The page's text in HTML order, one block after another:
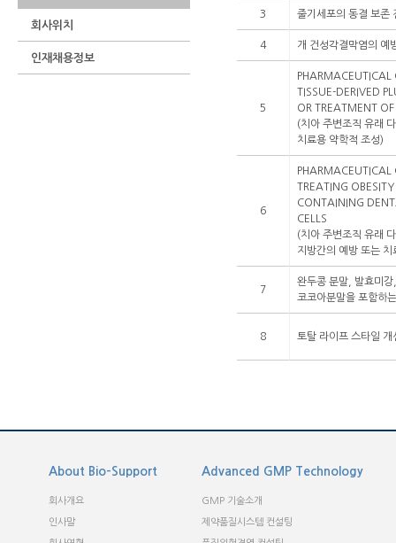
회사위치
인재채용정보
3 줄기세포의 동결 보존
4 개 건성각결막염의 예
5
TISSUE-DERIVED
OR TREATMENT
(치아 주변조직 유래
치료용 약학적 조성)
6
PHARMACEUTICAL
TREATING
CONTAINING
CELLS
(치아 주변조직 유래
지방간의 예방 또는
7
완두콩 분말, 발효미
코코아분말을 포함하
8 토탈 라이프 스타일